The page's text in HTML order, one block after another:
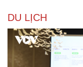
DU LỊCH